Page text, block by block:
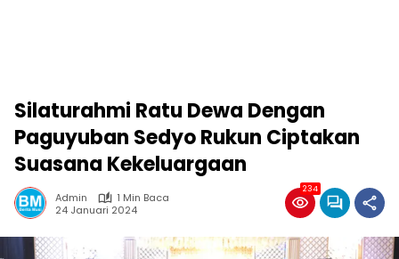
Silaturahmi Ratu Dewa Dengan
Paguyuban Sedyo Rukun Ciptakan
Suasana Kekeluargaan
Admin
1 Min Baca
24 Januari 2024
234